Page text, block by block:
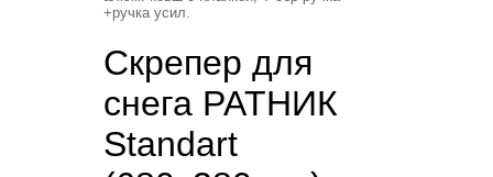
+ручка усил.
Скрепер для
снега РАТНИК
Standart